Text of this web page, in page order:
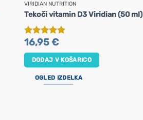
VIRIDIAN NUTRITION
Tekoči vitamin D3 Viridian (50 ml)
Ocenjeno
16,95€
DODAJ V KOŠARICO
OGLED IZDELKA